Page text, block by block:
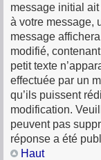
message initial
à votre message,
message
modifié,
petit texte
effectuée par un
qu’ils puissent
modification.
peuvent pas
réponse a été
Haut